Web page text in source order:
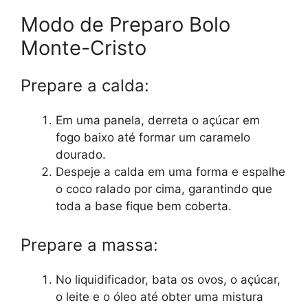
Modo de Preparo Bolo
Monte-Cristo
Prepare a calda:
Em uma panela, derreta o açúcar em
fogo baixo até formar um caramelo
dourado.
Despeje a calda em uma forma e espalhe
o coco ralado por cima, garantindo que
toda a base fique bem coberta.
Prepare a massa:
No liquidificador, bata os ovos, o açúcar,
o leite e o óleo até obter uma mistura